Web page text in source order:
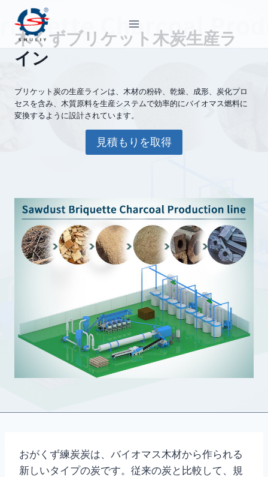
木くずブリケット木炭生産ラ
イン
ブリケット炭の生産ラインは、木材の粉砕、乾燥、成形、炭化プロ
セスを含み、木質原料を生産システムで効率的にバイオマス燃料に
変換するように設計されています。
見積もりを取得
おがくず練炭炭は、バイオマス木材から作られる
新しいタイプの炭です。従来の炭と比較して、規